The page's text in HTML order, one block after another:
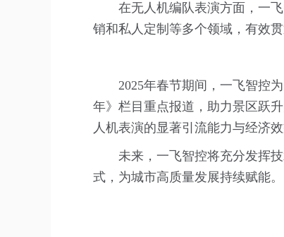
在无人机编队表演方面，一
销和私人定制等多个领域，有效
2025年春节期间，一飞智控
年》栏目重点报道，助力景区跃
人机表演的显著引流能力与经济效
未来，一飞智控将充分发挥
式，为城市高质量发展持续赋能。